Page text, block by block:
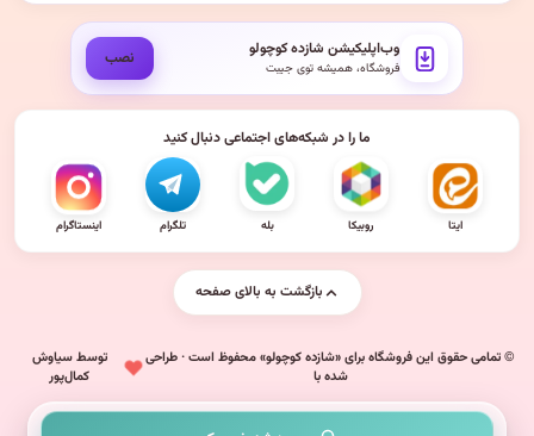
وب‌اپلیکیشن شازده کوچولو
فروشگاه، همیشه توی جیبت نصب
ما را در شبکه‌های اجتماعی دنبال کنید
ایتا روبیکا بله تلگرام اینستاگرام
بازگشت به بالای صفحه
© تمامی حقوق این فروشگاه برای «شازده کوچولو» محفوظ است · طراحی
شده با
توسط سیاوش
کمال‌پور